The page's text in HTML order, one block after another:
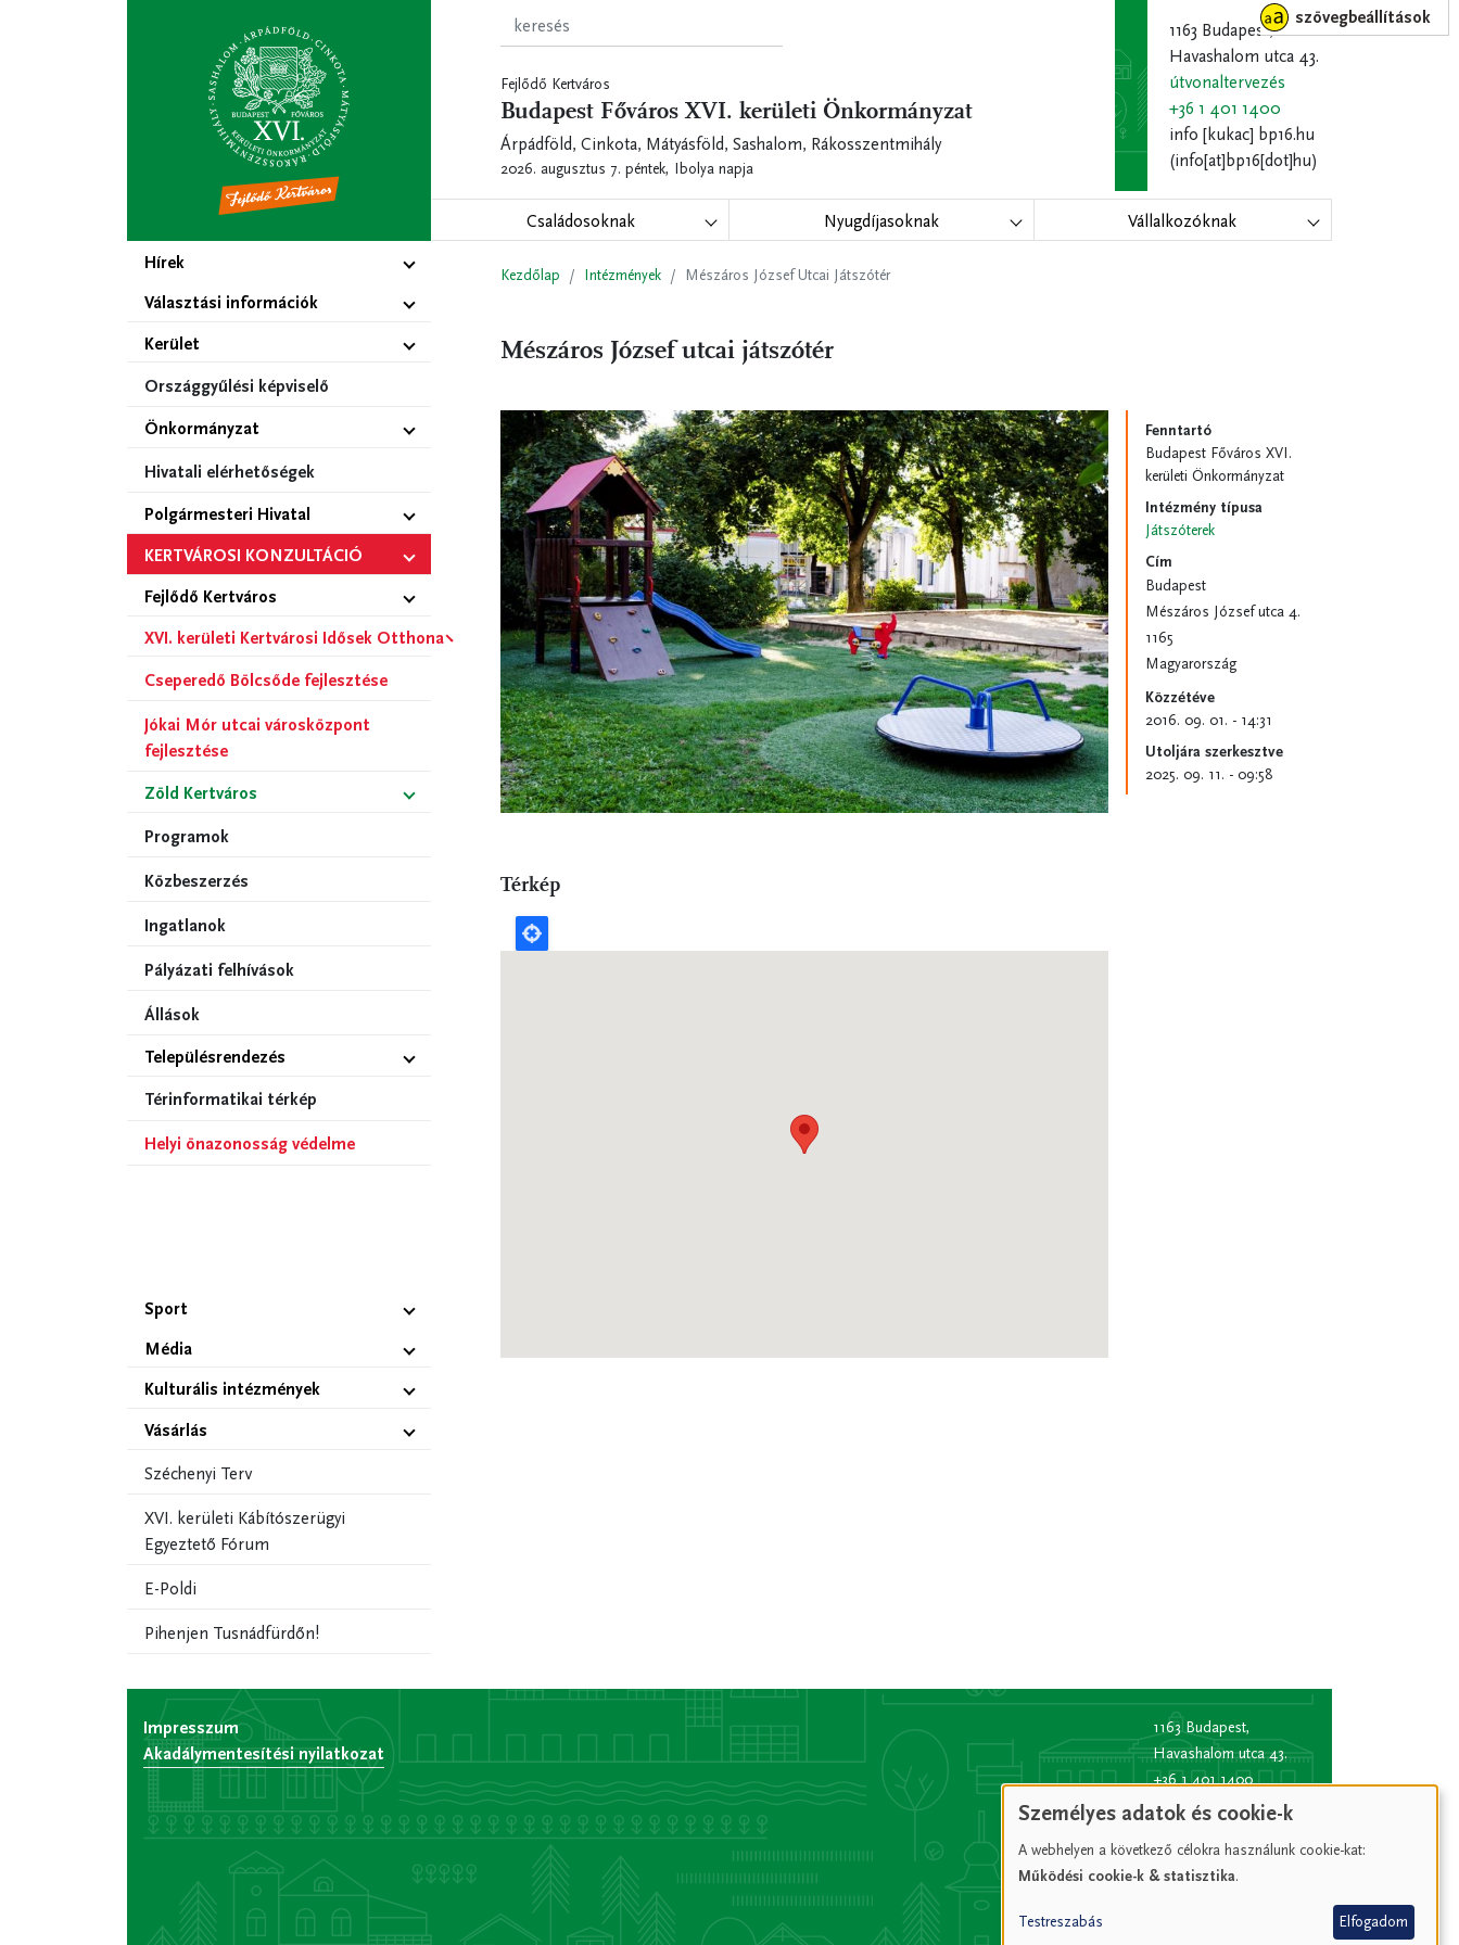
szövegbeállítások
Fejlődő Kertváros
Budapest Főváros XVI. kerületi Önkormányzat
Árpádföld, Cinkota, Mátyásföld, Sashalom, Rákosszentmihály
2026. augusztus 7. péntek, Ibolya napja
1163 Budapest,
Havashalom utca 43.
útvonaltervezés
+36 1 401 1400
info [kukac] bp16.hu
(info[at]bp16[dot]hu)
Családosoknak Nyugdíjasoknak
Vállalkozóknak
Hírek
Választási információk
Kerület
Országgyűlési képviselő
Önkormányzat
Hivatali elérhetőségek
Polgármesteri Hivatal
KERTVÁROSI KONZULTÁCIÓ
Fejlődő Kertváros
XVI. kerületi Kertvárosi Idősek Otthona
Cseperedő Bölcsőde fejlesztése
Jókai Mór utcai városközpont
fejlesztése
Zöld Kertváros
Programok
Közbeszerzés
Ingatlanok
Pályázati felhívások
Állások
Településrendezés
Térinformatikai térkép
Helyi önazonosság védelme
Sport
Média
Kulturális intézmények
Vásárlás
Széchenyi Terv
XVI. kerületi Kábítószerügyi
Egyeztető Fórum
E-Poldi
Pihenjen Tusnádfürdőn!
Kezdőlap Intézmények Mészáros József Utcai Játszótér
Mészáros József utcai játszótér
Fenntartó
Budapest Főváros XVI.
kerületi Önkormányzat
Intézmény típusa
Játszóterek
Cím
Budapest
Mészáros József utca 4.
1165
Magyarország
Közzétéve
2016. 09. 01. - 14:31
Utoljára szerkesztve
2025. 09. 11. - 09:58
Térkép
Impresszum
Akadálymentesítési nyilatkozat
1163 Budapest,
Havashalom utca 43.
+36 1 401 1400
info[kukac]bp16.hu
Hivatali kapu rövid
név:XVIPOLG
Személyes adatok és cookie-k
A webhelyen a következő célokra használunk cookie-kat:
Működési cookie-k & statisztika.
Testreszabás Elfogadom